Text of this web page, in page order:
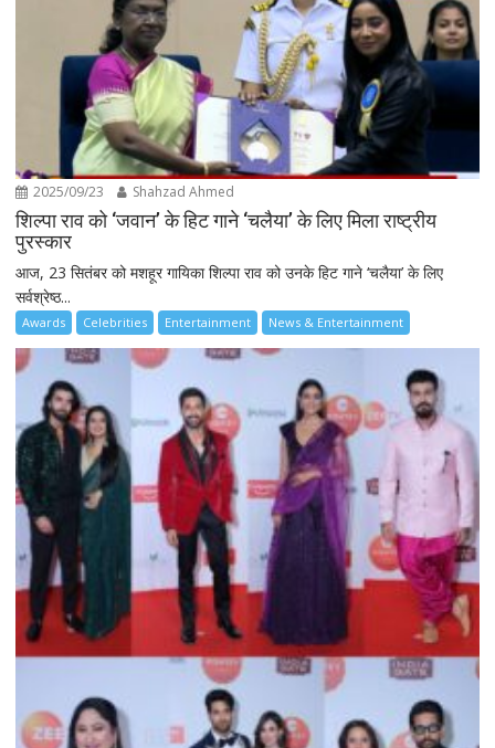
2025/09/23 Shahzad Ahmed
शिल्पा राव को ‘जवान’ के हिट गाने ‘चलैया’ के लिए मिला राष्ट्रीय
पुरस्कार
आज, 23 सितंबर को मशहूर गायिका शिल्पा राव को उनके हिट गाने ‘चलैया’ के लिए
सर्वश्रेष्ठ...
Awards Celebrities Entertainment News & Entertainment